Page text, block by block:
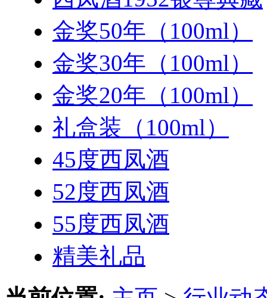
金奖50年（100ml）
金奖30年（100ml）
金奖20年（100ml）
礼盒装（100ml）
45度西凤酒
52度西凤酒
55度西凤酒
精美礼品